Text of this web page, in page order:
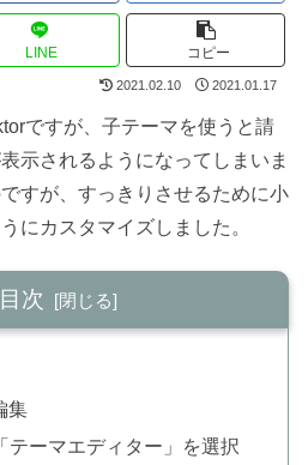
LINE コピー
2021.02.10 2021.01.17
ですが、子テーマを使うと請
示されるようになってしまいま
すが、すっきりさせるために小
にカスタマイズしました。
目次
集
テーマエディター」を選択